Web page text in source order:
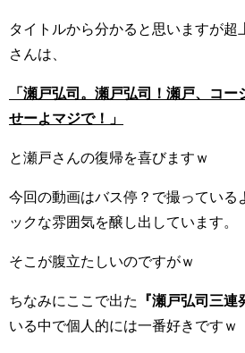
タイトルから分かると思いますが超
さんは、
「瀬戸弘司。瀬戸弘司！瀬戸、コ
せーよマジで！」
と瀬戸さんの復帰を喜びますｗ
今回の動画はバス停？で撮っている
ックな雰囲気を醸し出しています。
そこが腹立たしいのですがｗ
ちなみにここで出た 『瀬戸弘司三連
いる中で個人的には一番好きですｗ